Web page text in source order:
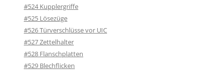
#524 Kupplergriffe
#525 Lösezüge
#526 Türverschlüsse vor UIC
#527 Zettelhalter
#528 Flanschplatten
#529 Blechflicken